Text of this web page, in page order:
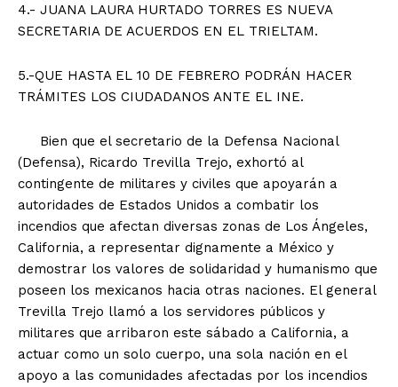
4.- JUANA LAURA HURTADO TORRES ES NUEVA
SECRETARIA DE ACUERDOS EN EL TRIELTAM.
5.-QUE HASTA EL 10 DE FEBRERO PODRÁN HACER
TRÁMITES LOS CIUDADANOS ANTE EL INE.
Bien que el secretario de la Defensa Nacional
(Defensa), Ricardo Trevilla Trejo, exhortó al
contingente de militares y civiles que apoyarán a
autoridades de Estados Unidos a combatir los
incendios que afectan diversas zonas de Los Ángeles,
California, a representar dignamente a México y
demostrar los valores de solidaridad y humanismo que
poseen los mexicanos hacia otras naciones. El general
Trevilla Trejo llamó a los servidores públicos y
militares que arribaron este sábado a California, a
actuar como un solo cuerpo, una sola nación en el
apoyo a las comunidades afectadas por los incendios